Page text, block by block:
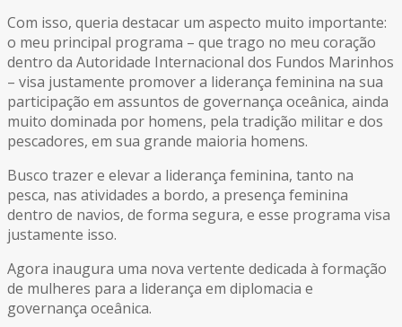
Com isso, queria destacar um aspecto muito importante:
o meu principal programa – que trago no meu coração
dentro da Autoridade Internacional dos Fundos Marinhos
– visa justamente promover a liderança feminina na sua
participação em assuntos de governança oceânica, ainda
muito dominada por homens, pela tradição militar e dos
pescadores, em sua grande maioria homens.
Busco trazer e elevar a liderança feminina, tanto na
pesca, nas atividades a bordo, a presença feminina
dentro de navios, de forma segura, e esse programa visa
justamente isso.
Agora inaugura uma nova vertente dedicada à formação
de mulheres para a liderança em diplomacia e
governança oceânica.